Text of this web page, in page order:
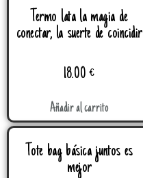
Termo lata la magia de
conectar, la suerte de coincidir
18.00€
Añadir al carrito
Tote bag básica juntos es
mejor